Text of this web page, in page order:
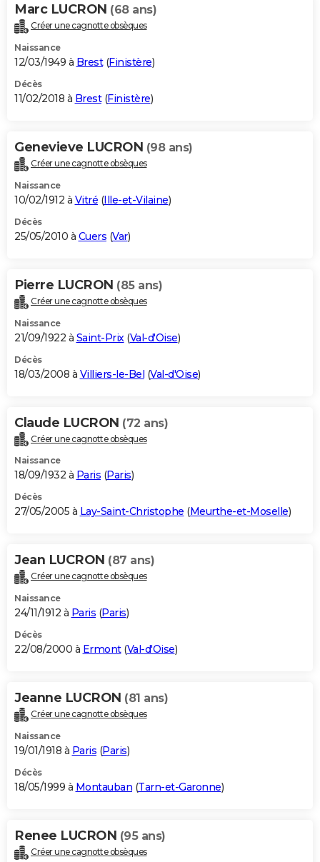
Carte de Noël
Carte Bonne année
Carte Saint-Valentin
Carte Pâques
Carte d'anniversaire
DICTIONNAIRE
Dictionnaire
Biographies
Citations
Expressions
Proverbes
PROGRAMME TV
S'inscrire
Se connecter
Lycées
Collèges
Primaires
Universités
Entreprises
Service militaire
Avis de recherche
AVIS DE DÉCÈS
Bricolage
Lifestyle
Culture
Sport
Auto
Television
Voyage
Cinema
Marc LUCRON (68 ans)
Créer une cagnotte obsèques
Naissance
12/03/1949 à Brest(Finistère)
Décès
11/02/2018 à Brest(Finistère)
Genevieve LUCRON (98 ans)
Créer une cagnotte obsèques
Naissance
10/02/1912 à Vitré (Ille-et-Vilaine)
Décès
25/05/2010 à Cuers (Var)
Pierre LUCRON (85 ans)
Créer une cagnotte obsèques
Naissance
21/09/1922 à Saint-Prix (Val-d'Oise)
Décès
18/03/2008 à Villiers-le-Bel (Val-d'Oise)
Claude LUCRON (72 ans)
Créer une cagnotte obsèques
Naissance
18/09/1932 à Paris (Paris)
Décès
27/05/2005 à Lay-Saint-Christophe (Meurthe-et-Moselle)
Jean LUCRON (87 ans)
Créer une cagnotte obsèques
Naissance
24/11/1912 à Paris (Paris)
Décès
22/08/2000 à Ermont(Val-d'Oise)
Jeanne LUCRON (81 ans)
Créer une cagnotte obsèques
Naissance
19/01/1918 à Paris (Paris)
Décès
18/05/1999 à Montauban (Tarn-et-Garonne)
Renee LUCRON (95 ans)
Créer une cagnotte obsèques